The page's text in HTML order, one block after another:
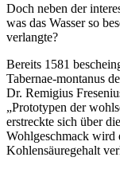
Doch neben der
was das Wasser so
verlangte?
Bereits 1581
Tabernae-montanus
Dr. Remigius
„Prototypen der
erstreckte sich über
Wohlgeschmack wird
Kohlensäuregehalt